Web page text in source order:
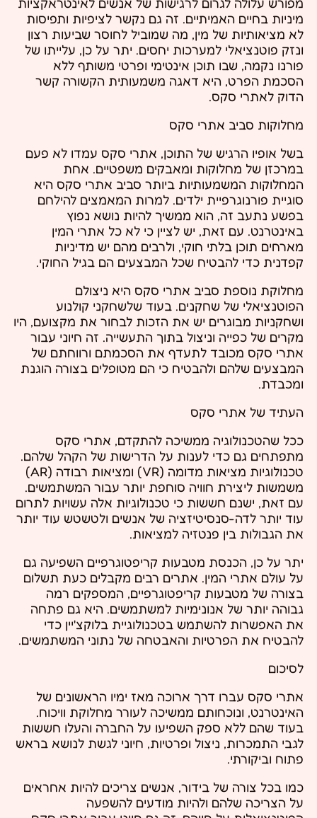
מיניות בחיים האמיתיים. זה גם נקשר לציפיות ותפיסות
לא מציאותיות של מין, מה שמוביל לחוסר שביעות רצון
ונזק פוטנציאלי למערכות יחסים. יתר על כן, עלייתו של
פורנו נקמה, שבו תוכן אינטימי ופרטי משותף ללא
הסכמת הפרט, היא דאגה משמעותית הקשורה קשר
הדוק לאתרי סקס.
מחלוקות סביב אתרי סקס
בשל אופיו הרגיש של התוכן, אתרי סקס עמדו לא פעם
במרכזן של מחלוקות ומאבקים משפטיים. אחת
המחלוקות המשמעותיות ביותר סביב אתרי סקס היא
סוגיית פורנוגרפיית ילדים. למרות המאמצים להילחם
בפשע נתעב זה, הוא ממשיך להיות נושא נפוץ
באינטרנט. עם זאת, יש לציין כי לא כל אתרי המין
מארחים תוכן בלתי חוקי, ולרבים מהם יש מדיניות
קפדנית כדי להבטיח שכל המבצעים הם בגיל החוקי.
מחלוקת נוספת סביב אתרי סקס היא ניצולם
הפוטנציאלי של שחקנים. בעוד שלשחקני קולנוע
ושחקניות מבוגרים יש את הזכות לבחור את מקצועם, היו
מקרים של כפייה וניצול בתוך התעשייה. זה חיוני עבור
אתרי סקס מכובד לתעדף את הסכמתם ורווחתם של
המבצעים שלהם ולהבטיח כי הם מטופלים בצורה הוגנת
ומכבדת.
העתיד של אתרי סקס
ככל שהטכנולוגיה ממשיכה להתקדם, אתרי סקס
מתפתחים גם כדי לענות על הדרישות של הקהל שלהם.
טכנולוגיות מציאות מדומה (VR) ומציאות רבודה (AR)
משמשות ליצירת חוויה סוחפת יותר עבור המשתמשים.
עם זאת, ישנם חששות כי טכנולוגיות אלה עשויות לתרום
עוד יותר לדה-סנסיטיזציה של אנשים ולטשטש עוד יותר
את הגבולות בין פנטזיה למציאות.
יתר על כן, הכנסת מטבעות קריפטוגרפיים השפיעה גם
על עולם אתרי המין. אתרים רבים מקבלים כעת תשלום
בצורה של מטבעות קריפטוגרפיים, המספקים רמה
גבוהה יותר של אנונימיות למשתמשים. היא גם פתחה
את האפשרות להשתמש בטכנולוגיית בלוקצ'יין כדי
להבטיח את הפרטיות והאבטחה של נתוני המשתמשים.
לסיכום
אתרי סקס עברו דרך ארוכה מאז ימיו הראשונים של
האינטרנט, ונוכחותם ממשיכה לעורר מחלוקת וויכוח.
בעוד שהם ללא ספק השפיעו על החברה והעלו חששות
לגבי התמכרות, ניצול ופרטיות, חיוני לגשת לנושא בראש
פתוח וביקורתי.
כמו בכל צורה של בידור, אנשים צריכים להיות אחראים
על הצריכה שלהם ולהיות מודעים להשפעה